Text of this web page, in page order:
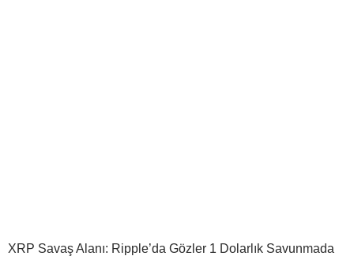
XRP Savaş Alanı: Ripple’da Gözler 1 Dolarlık Savunmada